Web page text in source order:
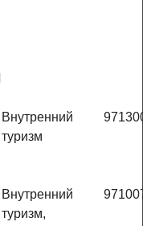
Внутренний
туризм
Внутренний
туризм,